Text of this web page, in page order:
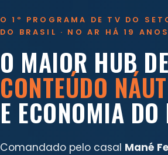
O 1º PROGRAMA DE TV DO
DO BRASIL · NO AR HÁ 19 ANOS
O MAIOR HUB DE
CONTEÚDO
E ECONOMIA
Comandado pelo casal Mané